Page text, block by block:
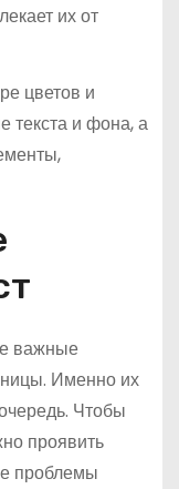
их от
цветов и
текста и фона, а
важные
Именно их
Чтобы
проявить
проблемы